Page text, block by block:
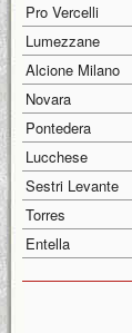
Pro Vercelli
Lumezzane
Alcione Milano
Novara
Pontedera
Lucchese
Sestri Levante
Torres
Entella